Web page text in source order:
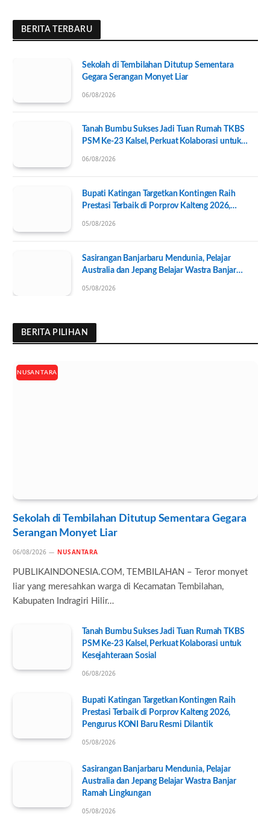
BERITA TERBARU
Sekolah di Tembilahan Ditutup Sementara
Gegara Serangan Monyet Liar
06/08/2026
Tanah Bumbu Sukses Jadi Tuan Rumah TKBS
PSM Ke-23 Kalsel, Perkuat Kolaborasi untuk
06/08/2026
Bupati Katingan Targetkan Kontingen Raih
Prestasi Terbaik di Porprov Kalteng 2026,
05/08/2026
Sasirangan Banjarbaru Mendunia, Pelajar
Australia dan Jepang Belajar Wastra Banjar
05/08/2026
BERITA PILIHAN
NUSANTARA
Sekolah di Tembilahan Ditutup Sementara Gegara
Serangan Monyet Liar
06/08/2026 NUSANTARA
PUBLIKAINDONESIA.COM, TEMBILAHAN – Teror monyet
liar yang meresahkan warga di Kecamatan Tembilahan,
Kabupaten Indragiri Hilir…
Tanah Bumbu Sukses Jadi Tuan Rumah TKBS
PSM Ke-23 Kalsel, Perkuat Kolaborasi untuk
Kesejahteraan Sosial
06/08/2026
Bupati Katingan Targetkan Kontingen Raih
Prestasi Terbaik di Porprov Kalteng 2026,
Pengurus KONI Baru Resmi Dilantik
05/08/2026
Sasirangan Banjarbaru Mendunia, Pelajar
Australia dan Jepang Belajar Wastra Banjar
Ramah Lingkungan
05/08/2026